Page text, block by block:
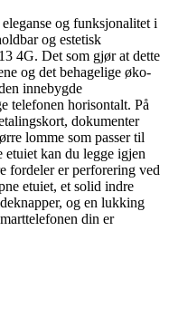
og funksjonalitet i
og estetisk
4G. Det som gjør at dette
og det behagelige øko-
innebygde
telefonen horisontalt. På
dokumenter
lomme som passer til
etuiet kan du legge igjen
fordeler er perforering ved
etuiet, et solid indre
og en lukking
din er